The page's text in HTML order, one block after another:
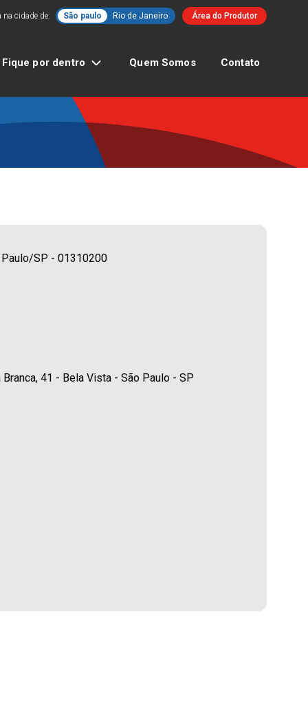
na cidade de: São paulo Rio de Janeiro Área do Produtor
Fique por dentro Quem Somos Contato
Paulo/SP - 01310200
41 - Bela Vista - São Paulo - SP